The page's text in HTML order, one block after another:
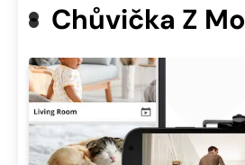
Chůvička Z